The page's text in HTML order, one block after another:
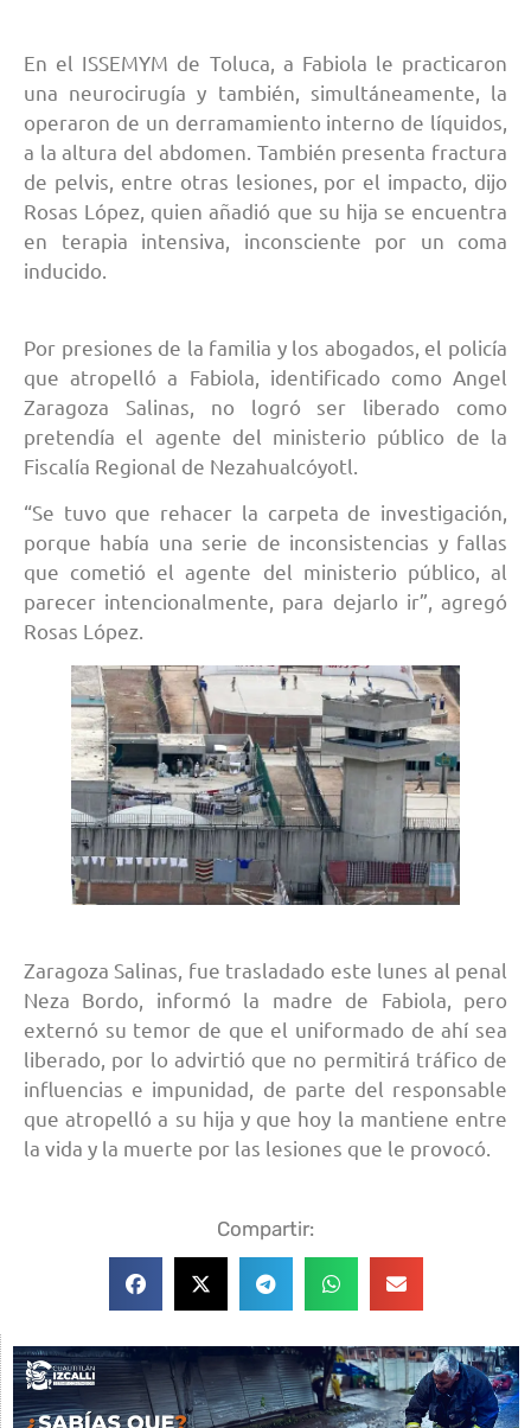
En el ISSEMYM de Toluca, a Fabiola le practicaron
una neurocirugía y también, simultáneamente, la
operaron de un derramamiento interno de líquidos,
a la altura del abdomen. También presenta fractura
de pelvis, entre otras lesiones, por el impacto, dijo
Rosas López, quien añadió que su hija se encuentra
en terapia intensiva, inconsciente por un coma
inducido.
Por presiones de la familia y los abogados, el policía
que atropelló a Fabiola, identificado como Angel
Zaragoza Salinas, no logró ser liberado como
pretendía el agente del ministerio público de la
Fiscalía Regional de Nezahualcóyotl.
“Se tuvo que rehacer la carpeta de investigación,
porque había una serie de inconsistencias y fallas
que cometió el agente del ministerio público, al
parecer intencionalmente, para dejarlo ir”, agregó
Rosas López.
Zaragoza Salinas, fue trasladado este lunes al penal
Neza Bordo, informó la madre de Fabiola, pero
externó su temor de que el uniformado de ahí sea
liberado, por lo advirtió que no permitirá tráfico de
influencias e impunidad, de parte del responsable
que atropelló a su hija y que hoy la mantiene entre
la vida y la muerte por las lesiones que le provocó.
Compartir: